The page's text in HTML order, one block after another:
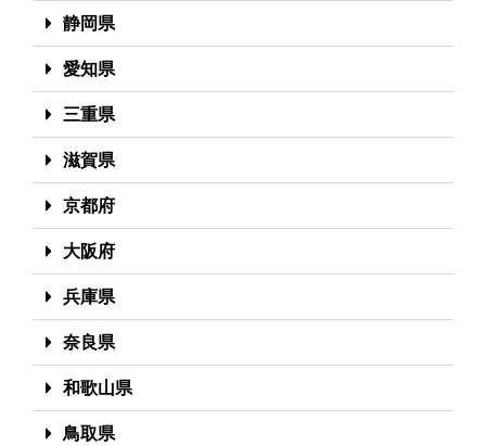
静岡県
愛知県
三重県
滋賀県
京都府
大阪府
兵庫県
奈良県
和歌山県
鳥取県